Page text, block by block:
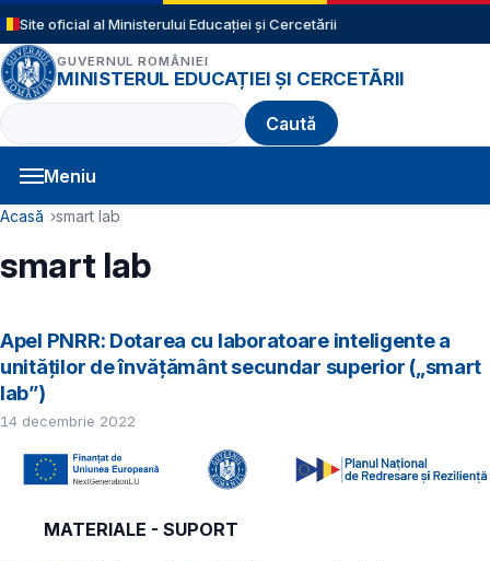
Sari la conținutul principal
Site oficial al Ministerului Educației și Cercetării
GUVERNUL ROMÂNIEI
MINISTERUL EDUCAȚIEI ȘI CERCETĂRII
Caută
Meniu
Navigație principală
Cale de navigare
Acasă smart lab
smart lab
Apel PNRR: Dotarea cu laboratoare inteligente a
unităților de învățământ secundar superior („smart
lab”)
14 decembrie 2022
MATERIALE - SUPORT